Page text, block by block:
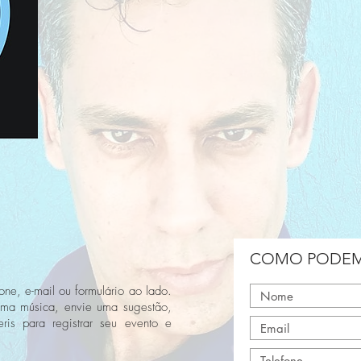
COMO
e-mail ou formulário ao lado.
música, envie uma sugestão,
para registrar seu evento e